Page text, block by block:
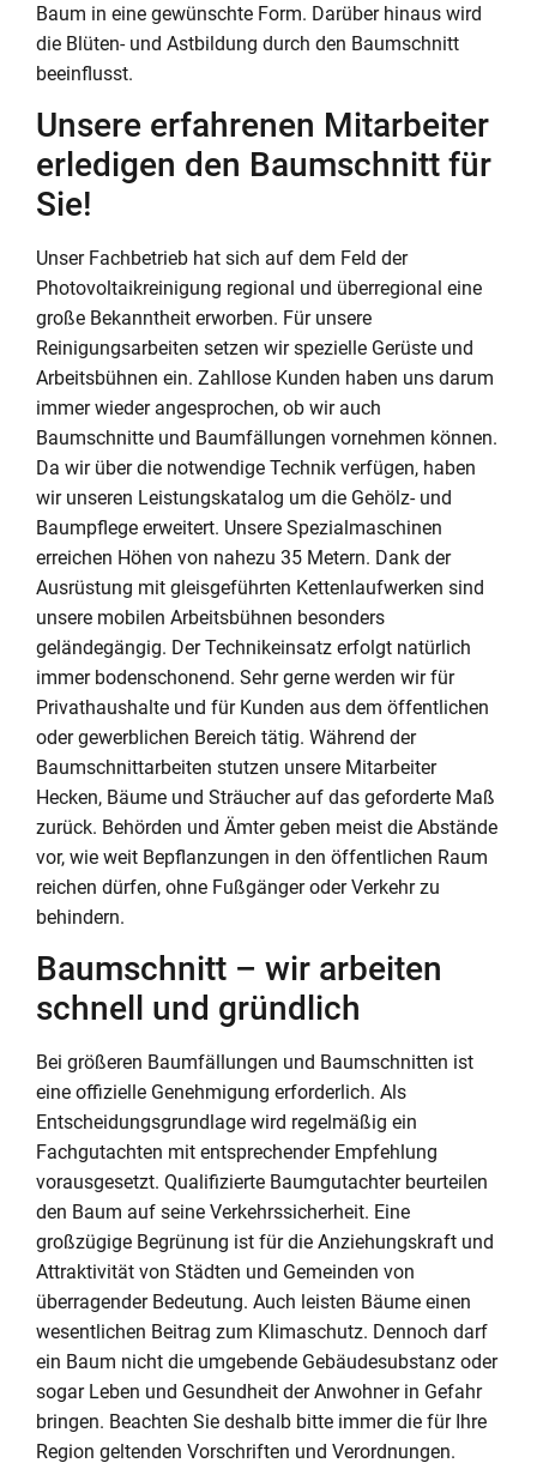
Baum in eine gewünschte Form. Darüber hinaus wird
die Blüten- und Astbildung durch den Baumschnitt
beeinflusst.
Unsere erfahrenen Mitarbeiter
erledigen den Baumschnitt für
Sie!
Unser Fachbetrieb hat sich auf dem Feld der
Photovoltaikreinigung regional und überregional eine
große Bekanntheit erworben. Für unsere
Reinigungsarbeiten setzen wir spezielle Gerüste und
Arbeitsbühnen ein. Zahllose Kunden haben uns darum
immer wieder angesprochen, ob wir auch
Baumschnitte und Baumfällungen vornehmen können.
Da wir über die notwendige Technik verfügen, haben
wir unseren Leistungskatalog um die Gehölz- und
Baumpflege erweitert. Unsere Spezialmaschinen
erreichen Höhen von nahezu 35 Metern. Dank der
Ausrüstung mit gleisgeführten Kettenlaufwerken sind
unsere mobilen Arbeitsbühnen besonders
geländegängig. Der Technikeinsatz erfolgt natürlich
immer bodenschonend. Sehr gerne werden wir für
Privathaushalte und für Kunden aus dem öffentlichen
oder gewerblichen Bereich tätig. Während der
Baumschnittarbeiten stutzen unsere Mitarbeiter
Hecken, Bäume und Sträucher auf das geforderte Maß
zurück. Behörden und Ämter geben meist die Abstände
vor, wie weit Bepflanzungen in den öffentlichen Raum
reichen dürfen, ohne Fußgänger oder Verkehr zu
behindern.
Baumschnitt – wir arbeiten
schnell und gründlich
Bei größeren Baumfällungen und Baumschnitten ist
eine offizielle Genehmigung erforderlich. Als
Entscheidungsgrundlage wird regelmäßig ein
Fachgutachten mit entsprechender Empfehlung
vorausgesetzt. Qualifizierte Baumgutachter beurteilen
den Baum auf seine Verkehrssicherheit. Eine
großzügige Begrünung ist für die Anziehungskraft und
Attraktivität von Städten und Gemeinden von
überragender Bedeutung. Auch leisten Bäume einen
wesentlichen Beitrag zum Klimaschutz. Dennoch darf
ein Baum nicht die umgebende Gebäudesubstanz oder
sogar Leben und Gesundheit der Anwohner in Gefahr
bringen. Beachten Sie deshalb bitte immer die für Ihre
Region geltenden Vorschriften und Verordnungen.